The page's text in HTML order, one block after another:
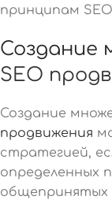
принципам
Создание
SEO
Создание
продвижения
стратегией,
определенных
общепринятых